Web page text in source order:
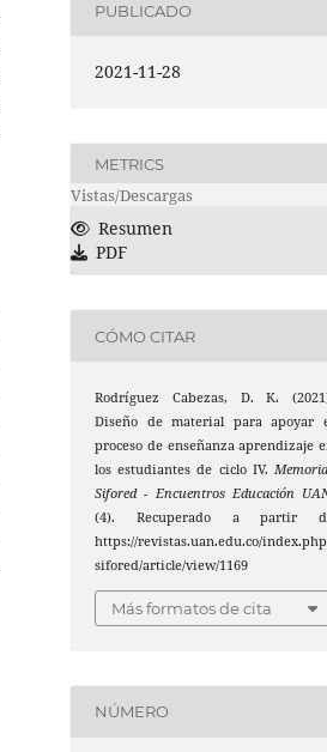
PUBLICADO
2021-11-28
METRICS
Vistas/Descargas
Resumen
PDF
CÓMO CITAR
Rodríguez Cabezas, D. K.
Diseño de material para apoyar
proceso de enseñanza aprendizaje
los estudiantes de ciclo IV.
Sifored - Encuentros Educación
(4). Recuperado a partir
https://revistas.uan.edu.co/
sifored/article/view/1169
Más formatos de cita
NÚMERO